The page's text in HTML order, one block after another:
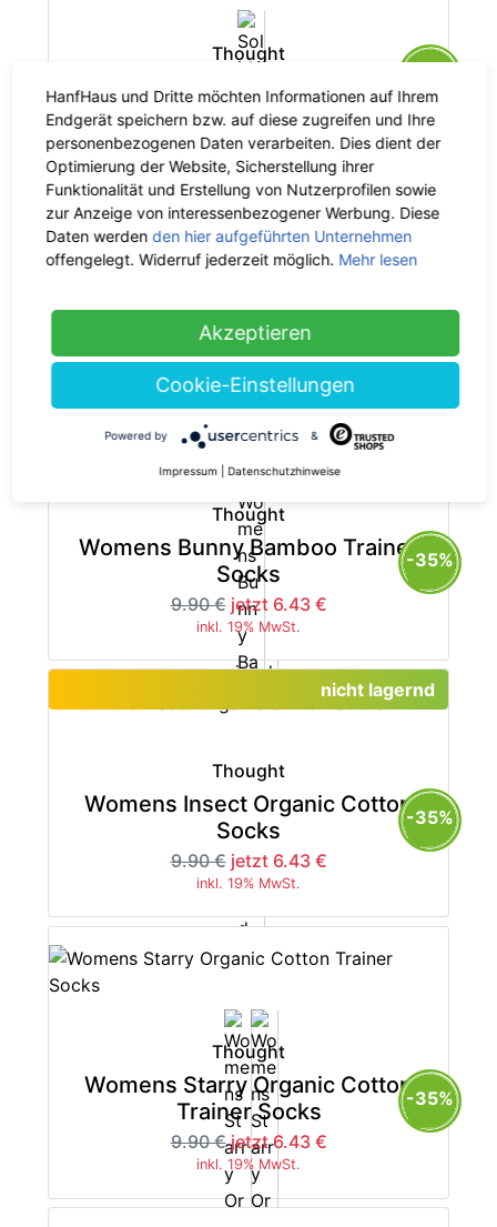
Thought
Solid Jane Söckchen
8.95 € jetzt 5.82 €
inkl. 19% MwSt.
Tie Dye Bamboo Trainer Socks
8.95 € jetzt 5.82 €
Thought
Womens Bunny Bamboo Trainer
Socks
9.90 € jetzt 6.43 €
inkl. 19% MwSt.
-35%
Thought
Womens Insect Organic Cotton
Socks
9.90 € jetzt 6.43 €
inkl. 19% MwSt.
nicht lagernd
-35%
Thought
Womens Starry Organic Cotton
Trainer Socks
9.90 € jetzt 6.43 €
inkl. 19% MwSt.
-35%
HanfHaus und Dritte möchten Informationen auf Ihrem
Endgerät speichern bzw. auf diese zugreifen und Ihre
personenbezogenen Daten verarbeiten. Dies dient der
Optimierung der Website, Sicherstellung ihrer
Funktionalität und Erstellung von Nutzerprofilen sowie
zur Anzeige von interessenbezogener Werbung. Diese
Daten werdenden hier aufgeführten Unternehmen
offengelegt. Widerruf jederzeit möglich. Mehr lesen
Akzeptieren
Cookie-Einstellungen
Powered by &
Impressum Datenschutzhinweise